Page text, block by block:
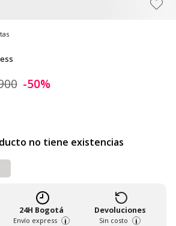
-50%
no tiene existencias
24H Bogotá
Envío express i
Devoluciones
Sin costo i